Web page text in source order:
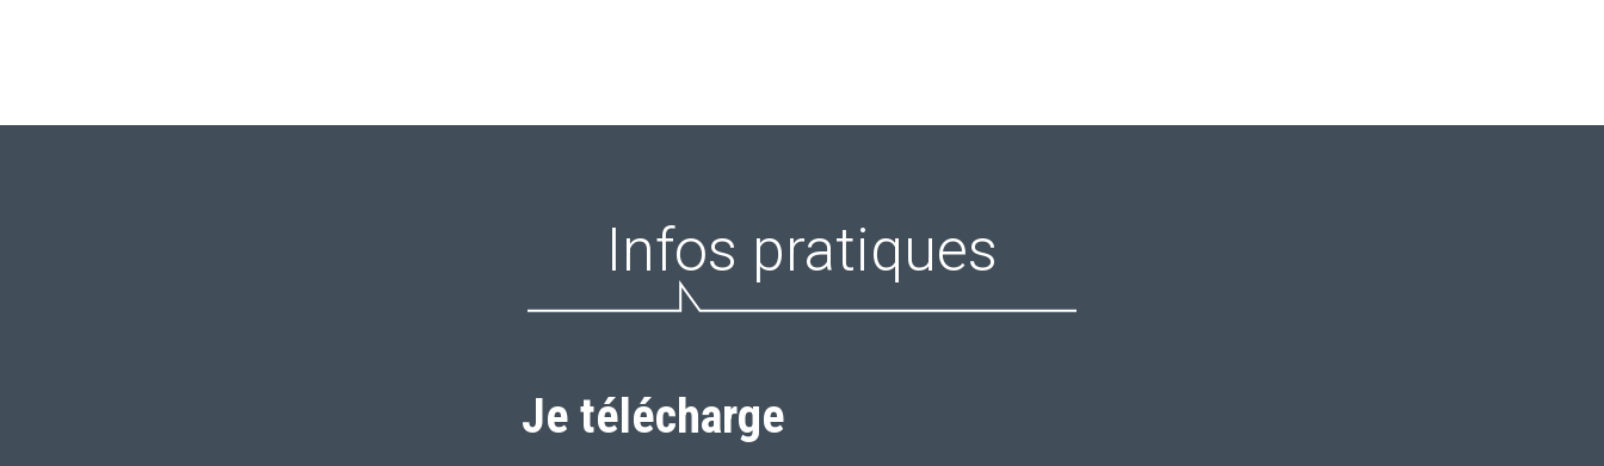
Infos pratiques
Je télécharge